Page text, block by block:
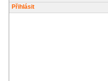
Přihlásit